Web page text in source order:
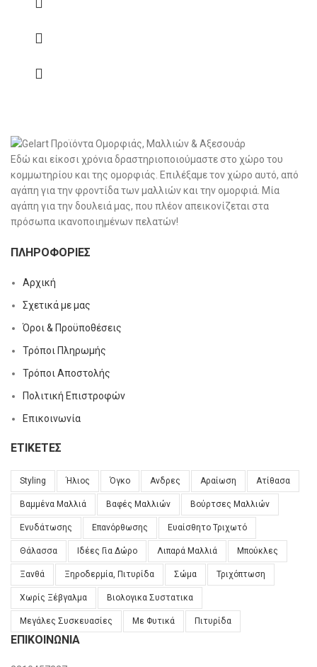
Εδώ και είκοσι χρόνια δραστηριοποιούμαστε στο χώρο του
κομμωτηρίου και της ομορφιάς. Επιλέξαμε τον χώρο αυτό, από
αγάπη για την φροντίδα των μαλλιών και την ομορφιά. Μία
αγάπη για την δουλειά μας, που πλέον απεικονίζεται στα
πρόσωπα ικανοποιημένων πελατών!
ΠΛΗΡΟΦΟΡΊΕΣ
Αρχική
Σχετικά με μας
Όροι & Προϋποθέσεις
Τρόποι Πληρωμής
Τρόποι Αποστολής
Πολιτική Επιστροφών
Επικοινωνία
ΕΤΙΚΈΤΕΣ
Styling Ήλιος Όγκο Ανδρες Αραίωση Ατίθασα
Βαμμένα Μαλλιά Βαφές Μαλλιών Βούρτσες Μαλλιών
Ενυδάτωσης Επανόρθωσης Ευαίσθητο Τριχωτό
Θάλασσα Ιδέες Για Δώρο Λιπαρά Μαλλιά Μπούκλες
Ξανθά Ξηροδερμία, Πιτυρίδα Σώμα Τριχόπτωση
Χωρίς Ξέβγαλμα Βιολογικα Συστατικα
Μεγάλες Συσκευασίες Με Φυτικά Πιτυρίδα
ΕΠΙΚΟΙΝΩΝΊΑ